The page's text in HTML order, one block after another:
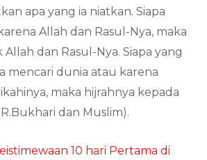
apa yang ia niatkan. Siapa
Allah dan Rasul-Nya, maka
dan Rasul-Nya. Siapa yang
mencari dunia atau karena
maka hijrahnya kepada
dan Muslim).
10 hari Pertama di